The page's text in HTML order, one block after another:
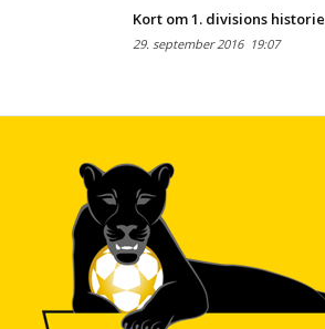
Kort om 1. divisions historie
29. september 201619:07